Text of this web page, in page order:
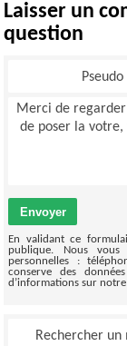
Laisser un
question
Envoyer
En validant ce
publique. Nous vous
personnelles :
conserve des
d’informations sur